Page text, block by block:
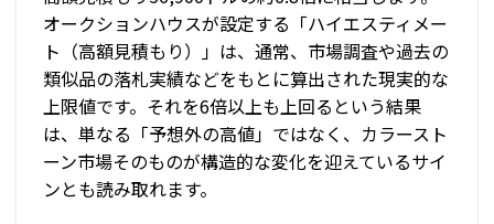
オークションハウスが設定する「ハイエスティメー
ト（高額見積もり）」は、通常、市場調査や過去の
類似品の落札実績などをもとに算出された現実的な
上限値です。それを6倍以上も上回るという結果
は、単なる「予想外の高値」ではなく、カラースト
ーン市場そのものが構造的な変化を迎えているサイ
ンとも読み取れます。